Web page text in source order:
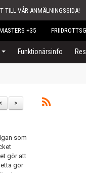
TILL VÅR ANMÄLNINGSSIDA!
+35
Funktionärsinfo
>
som
gör att
gör